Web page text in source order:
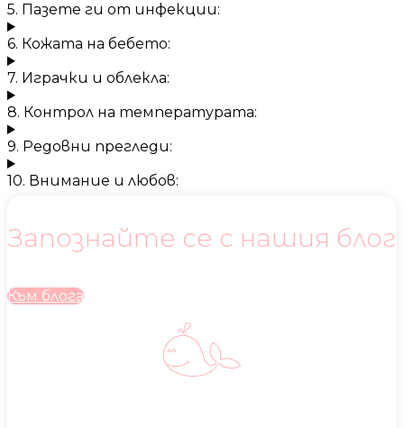
5. Пазете ги от инфекции:
6. Кожата на бебето:
7. Играчки и облекла:
8. Контрол на температурата:
9. Редовни прегледи:
10. Внимание и любов:
Запознайте се с нашия блог
Към блога